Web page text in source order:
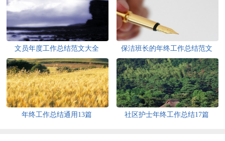
文员年度工作总结范文大全 保洁班长的年终工作总结范文
年终工作总结通用13篇 社区护士年终工作总结17篇